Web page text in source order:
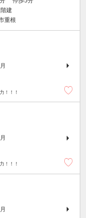
建
重根
！！！
！！！